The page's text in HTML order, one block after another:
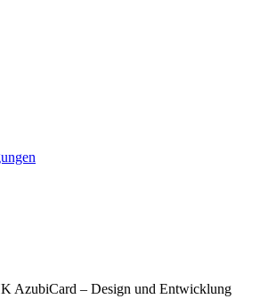
AzubiCard – Design und Entwicklung